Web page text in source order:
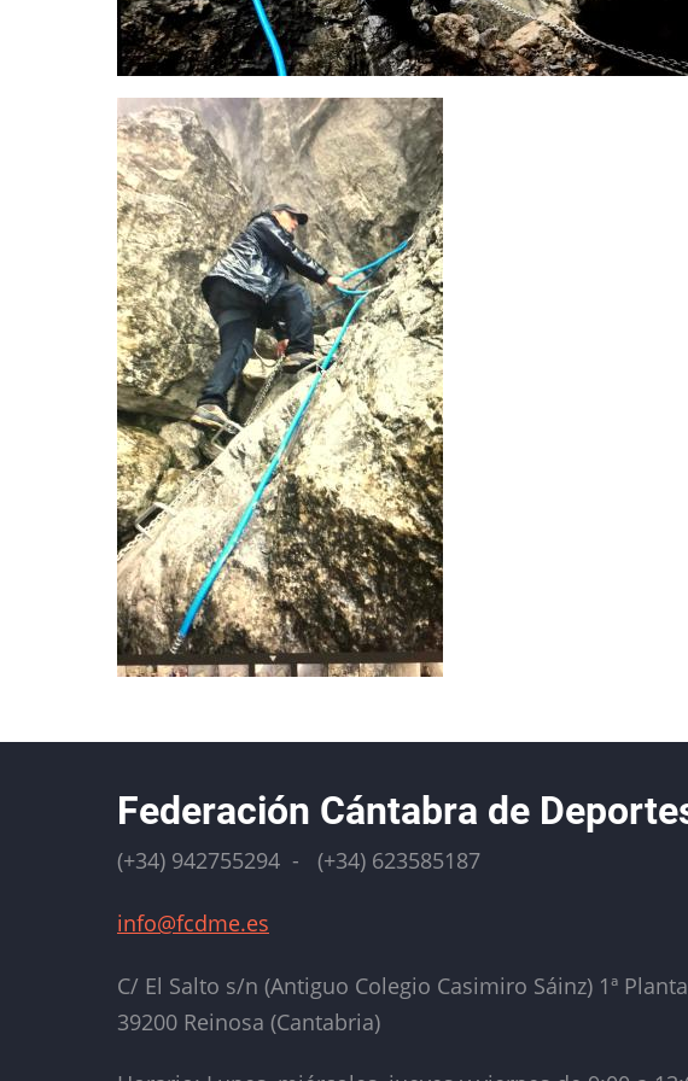
Federación Cántabra de
(+34) 942755294 - (+34) 623585187
info@fcdme.es
C/ El Salto s/n (Antiguo Colegio Casimiro Sáinz) 1ª
39200 Reinosa (Cantabria)